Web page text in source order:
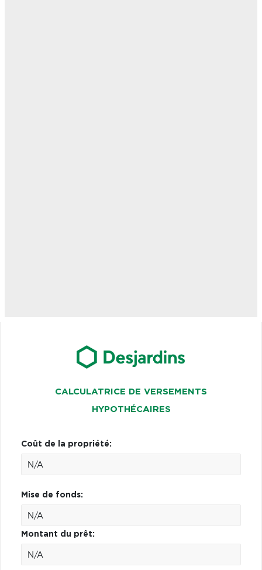
CALCULATRICE DE VERSEMENTS
HYPOTHÉCAIRES
Coût de la propriété:
Mise de fonds:
Montant du prêt: